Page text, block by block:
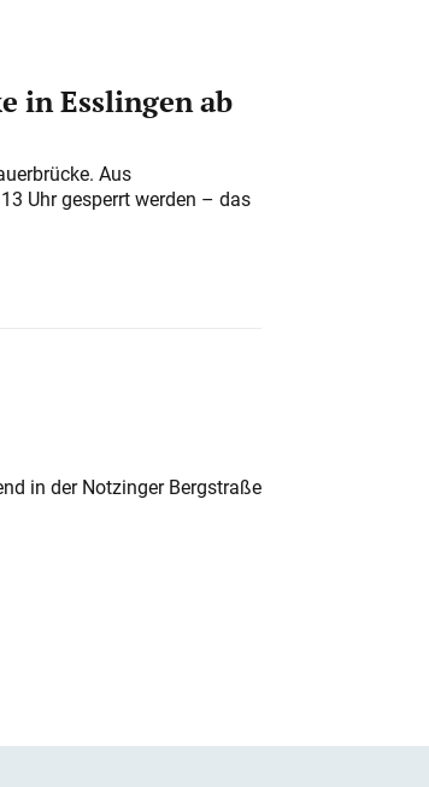
in Esslingen ab
Aus
Uhr gesperrt werden – das
in der Notzinger Bergstraße